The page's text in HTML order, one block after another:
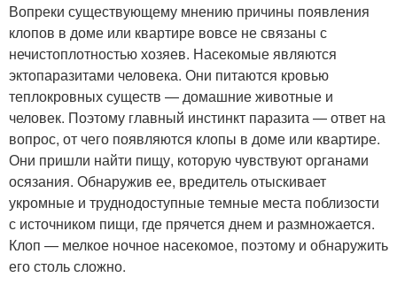
Вопреки существующему мнению причины появления
клопов в доме или квартире вовсе не связаны с
нечистоплотностью хозяев. Насекомые являются
эктопаразитами человека. Они питаются кровью
теплокровных существ — домашние животные и
человек. Поэтому главный инстинкт паразита — ответ на
вопрос, от чего появляются клопы в доме или квартире.
Они пришли найти пищу, которую чувствуют органами
осязания. Обнаружив ее, вредитель отыскивает
укромные и труднодоступные темные места поблизости
с источником пищи, где прячется днем и размножается.
Клоп — мелкое ночное насекомое, поэтому и обнаружить
его столь сложно.